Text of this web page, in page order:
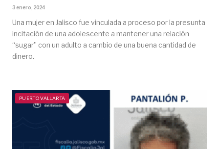
3 enero, 2024
Una mujer en Jalisco fue vinculada a proceso por la presunta
incitación de una adolescente a mantener una relación
“sugar” con un adulto a cambio de una buena cantidad de
dinero.
PUERTO VALLARTA